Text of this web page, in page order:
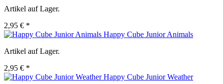
Artikel auf Lager.
2,95 € *
Happy Cube Junior Animals
Artikel auf Lager.
2,95 € *
Happy Cube Junior Weather